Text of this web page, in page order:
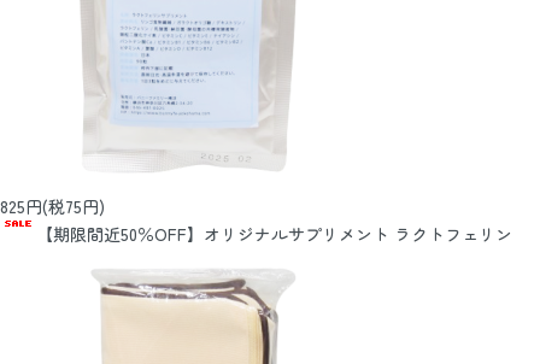
825円(税75円)
【期限間近50％OFF】オリジナルサプリメント ラクトフェリン